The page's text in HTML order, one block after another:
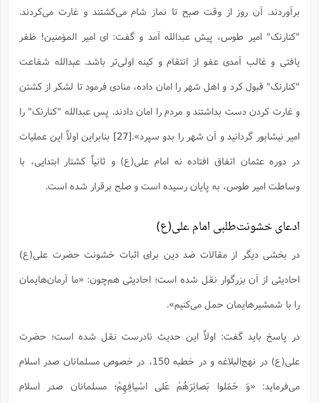
برآوردند. آن روز از وقت صبح تا نماز شام مى‌کشتند و غارت مى‌کردند.
"کنارنک" امیر طوس، پیش عبدالله آمد و گفت: اى امیر المؤمنین! ظفر
یافتى و غالب آمدى عفو از انتقام و کینه اولى‌تر باشد. عبدالله شفاعت
"کنارنک" قبول کرد و اهل شهر را امان داده، منادى فرمود تا لشکر از کشتن
و غارت کردن دست بداشتند و مردم را امان دادند. پس عبدالله‌ "کنارنک" را
امیر نیشابور گردانید و آن شهر را بدو سپرد».[27]
بنابراین اولاً این عملیات
در دوره عثمان اتفاق افتاده نه امام علی(ع) و ثانیاً کشتار ابتدایی، با
وساطت امیر طوس، به پایان رسیده است و صلح برقرار شده است.
ادعای خشونت‌طلبی امام علی(ع)
در بخشی دیگر از مقالات ضد دین برای اثبات خشونت حضرت علی(ع)
احادیثی از آن بزرگوار نقل شده است؛ احادیثی هم‌چون: «ما آرمان‌هایمان
را با شمشیرهایمان حمل می‌کنیم».
در پاسخ باید گفت: اولاً این حدیث نادرست نقل شده است؛ حضرت
علی(ع) در نهج‌البلاغه و در خطبه 150، در خصوص مسلمانان صدر اسلام
می‌فرماید: «وَ حَمَلوا بَصائِرَهُمْ عَلى‌ اسْیافِهِمْ؛ مسلمانان صدر اسلام